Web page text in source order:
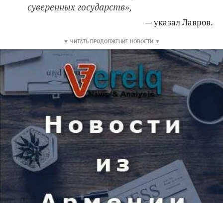
суверенных государств»,
— указал Лавров.
▼ ЧИТАТЬ ПРОДОЛЖЕНИЕ НОВОСТИ ▼